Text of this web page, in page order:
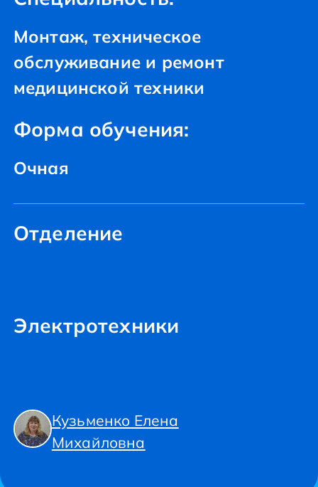
Монтаж, техническое
обслуживание и ремонт
медицинской техники
Форма обучения:
Очная
Отделение
Электротехники
Кузьменко Елена
Михайловна